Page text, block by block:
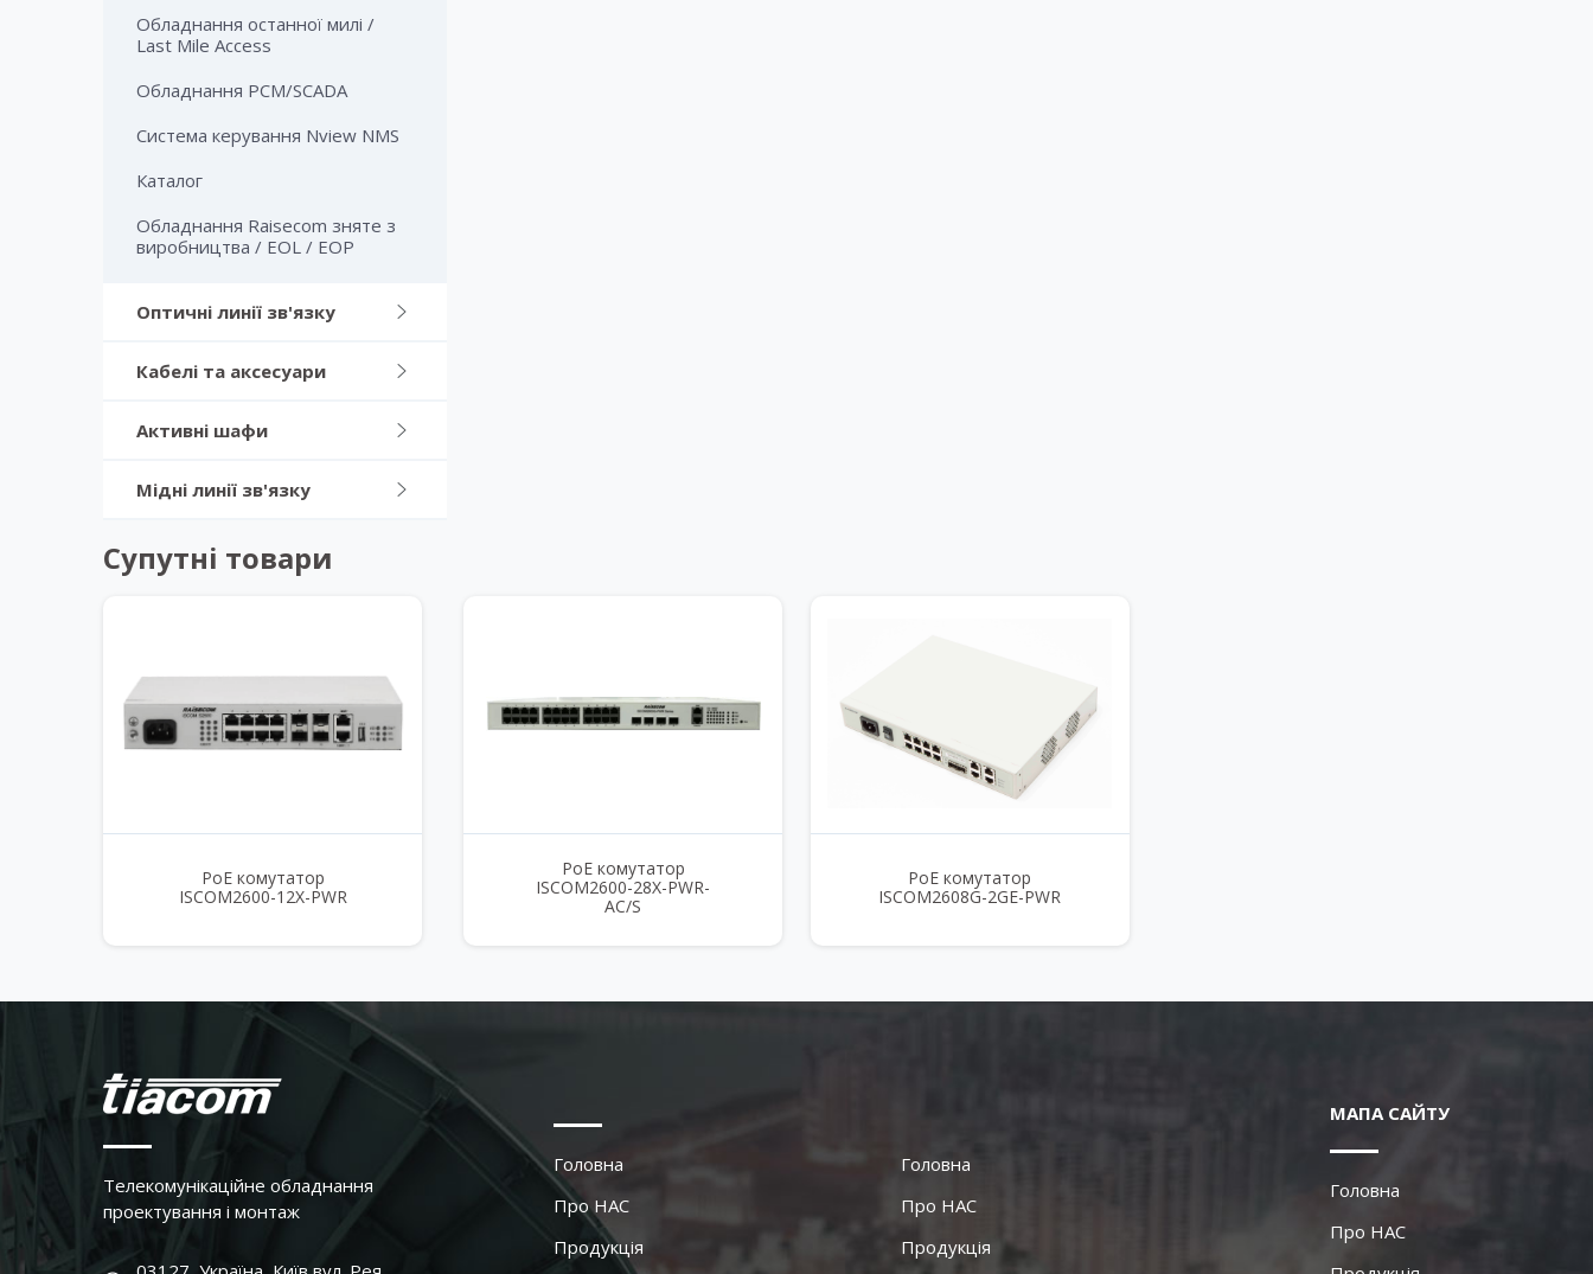
Обладнання останної милі /
Last Mile Access
Обладнання PCM/SCADA
Система керування Nview NMS
Каталог
Обладнання Raisecom зняте з
виробництва / EOL / EOP
Оптичні линії зв'язку
Кабелі та аксесуари
Активні шафи
Мідні линії зв'язку
Супутні товари
PoE комутатор
ISCOM2600-12X-PWR
PoE комутатор
ISCOM2600-28X-PWR-
AC/S
PoE комутатор
ISCOM2608G-2GE-PWR
Телекомунікаційне обладнання
проектування і монтаж
Головна
Про НАС
Продукція
Головна
Про НАС
Продукція
МАПА САЙТУ
Головна
Про НАС